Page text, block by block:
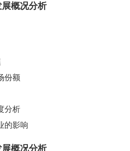
概况分析
份额
分析
的影响
概况分析